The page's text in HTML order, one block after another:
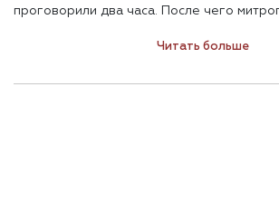
проговорили два часа. После чего
однако, «следователю» подал.
где-то не дожала, и можно было
Читать больше